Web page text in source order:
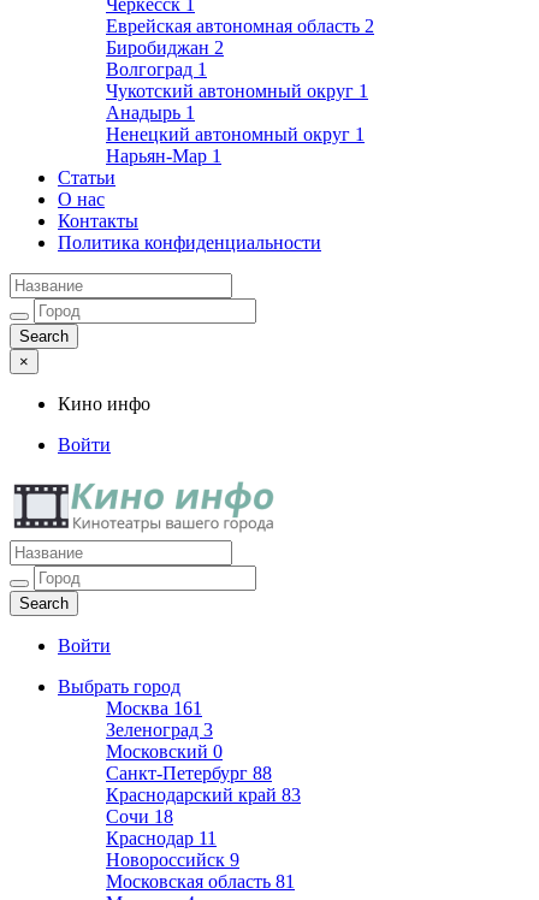
Черкесск 1
Еврейская автономная область 2
Биробиджан 2
Волгоград 1
Чукотский автономный округ 1
Анадырь 1
Ненецкий автономный округ 1
Нарьян-Мар 1
Статьи
О нас
Контакты
Политика конфиденциальности
×
Кино инфо
Войти
Кино инфо
Кинотеатры вашего города
Войти
Выбрать город
Москва 161
Зеленоград 3
Московский 0
Санкт-Петербург 88
Краснодарский край 83
Сочи 18
Краснодар 11
Новороссийск 9
Московская область 81